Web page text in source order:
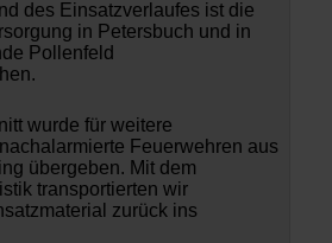
des Einsatzverlaufes ist die
in Petersbuch und in
Pollenfeld
wurde für weitere
Feuerwehren aus
übergeben. Mit dem
transportierten wir
zurück ins